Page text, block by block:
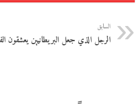
السابق
الرجل الذي جعل البريطانيين يعشقون